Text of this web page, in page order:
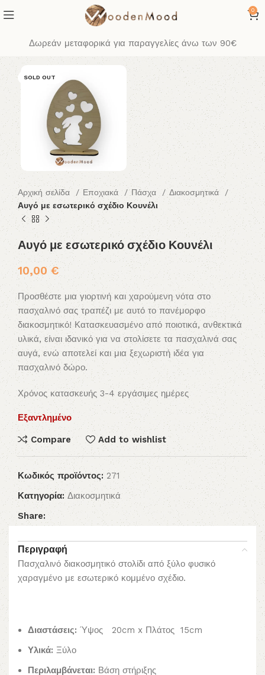
0
Δωρεάν μεταφορικά για παραγγελίες άνω των 90€
SOLD OUT
Αρχική σελίδα Εποχιακά Πάσχα
Διακοσμητικά
Αυγό με εσωτερικό σχέδιο Κουνέλι
Αυγό με εσωτερικό σχέδιο Κουνέλι
10,00 €
Προσθέστε μια γιορτινή και χαρούμενη νότα στο
πασχαλινό σας τραπέζι με αυτό το πανέμορφο
διακοσμητικό! Κατασκευασμένο από ποιοτικά, ανθεκτικά
υλικά, είναι ιδανικό για να στολίσετε τα πασχαλινά σας
αυγά, ενώ αποτελεί και μια ξεχωριστή ιδέα για
πασχαλινό δώρο.
Χρόνος κατασκευής 3-4 εργάσιμες ημέρες
Εξαντλημένο
Compare Add to wishlist
Κωδικός προϊόντος: 271
Κατηγορία: Διακοσμητικά
Share:
Περιγραφή
Πασχαλινό διακοσμητικό στολίδι από ξύλο φυσικό
χαραγμένο με εσωτερικό κομμένο σχέδιο.
Διαστάσεις: Ύψος 20cm x Πλάτος 15cm
Υλικά: Ξύλο
Περιλαμβάνεται: Βάση στήριξης